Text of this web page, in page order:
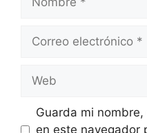
Guarda mi
en este navegador